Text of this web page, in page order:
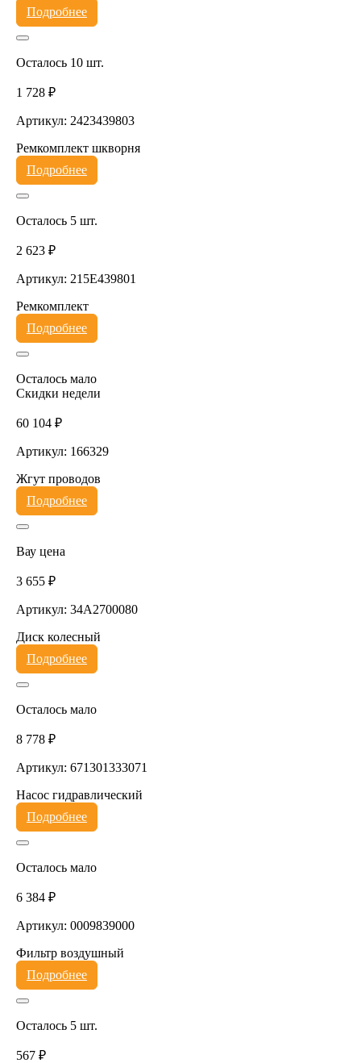
Подробнее
Осталось 10 шт.
1 728 ₽
Артикул: 2423439803
Ремкомплект шкворня
Подробнее
Осталось 5 шт.
2 623 ₽
Артикул: 215E439801
Ремкомплект
Подробнее
Осталось мало
Скидки недели
60 104 ₽
Артикул: 166329
Жгут проводов
Подробнее
Вау цена
3 655 ₽
Артикул: 34A2700080
Диск колесный
Подробнее
Осталось мало
8 778 ₽
Артикул: 671301333071
Насос гидравлический
Подробнее
Осталось мало
6 384 ₽
Артикул: 0009839000
Фильтр воздушный
Подробнее
Осталось 5 шт.
567 ₽